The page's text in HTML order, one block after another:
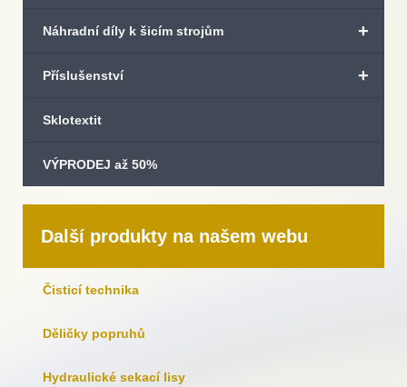
+
Náhradní díly k šicím strojům
+
Příslušenství
Sklotextit
VÝPRODEJ až 50%
Další produkty na našem webu
Čisticí technika
Děličky popruhů
Hydraulické sekací lisy